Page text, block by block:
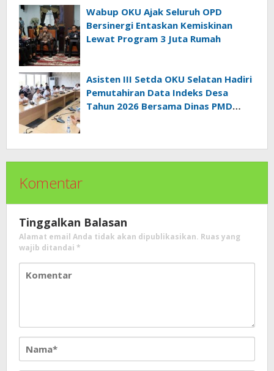
Wabup OKU Ajak Seluruh OPD
Bersinergi Entaskan Kemiskinan
Lewat Program 3 Juta Rumah
Asisten III Setda OKU Selatan Hadiri
Pemutahiran Data Indeks Desa
Tahun 2026 Bersama Dinas PMD
Komentar
Tinggalkan Balasan
Alamat email Anda tidak akan dipublikasikan. Ruas yang
wajib ditandai *